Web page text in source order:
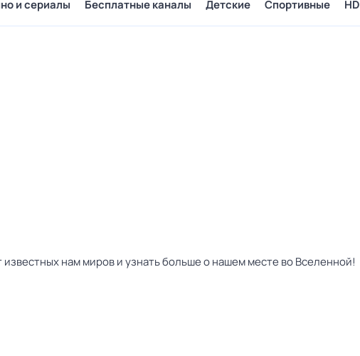
и сериалы Бесплатные каналы Детские Спортивные HD
нам миров и узнать больше о нашем месте во Вселенной!